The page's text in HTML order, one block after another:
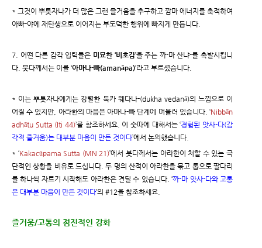
* 그것이 뿌툿자나가 더 많은 그런 즐거움을 추구하고 깜마 에너지를 축적하여
아빠-야에 재탄생으로 이어지는 부도덕한 행위에 빠지게 만듭니다.
7. 어떤 다른 감각 입력들은 미묘한 ‘비호감’을 주는 까-마 산냐-를 촉발시킵니
다. 붓다께서는 이를 ‘아마나-빠(amanāpa)’라고 부르셨습니다.
* 이는 뿌툿자나에게는 강렬한 둑카 웨다나-(dukha vedanā)의 느낌으로 이
어질 수 있지만, 아라한의 마음은 아마나-빠 단계에 머물러 있습니다. ‘Nibbān
adhātu Sutta (Iti 44)’를 참조하세요. 이 숫따에 대해서는 ‘경험된 앗사-다(감
각적 즐거움)는 대부분 마음이 만든 것이다’에서 논의했습니다.
* ‘Kakacūpama Sutta (MN 21)’에서 붓다께서는 아라한이 처할 수 있는 극
단적인 상황을 비유로 드십니다. 두 명의 산적이 아라한을 묶고 톱으로 팔다리
를 하나씩 자르기 시작해도 아라한은 견딜 수 있습니다. ‘까-마 앗사-다와 고통
은 대부분 마음이 만든 것이다’의 #12을 참조하세요.
즐거움/고통의 점진적인 강화